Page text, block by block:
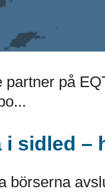
på
i sidled –
börserna